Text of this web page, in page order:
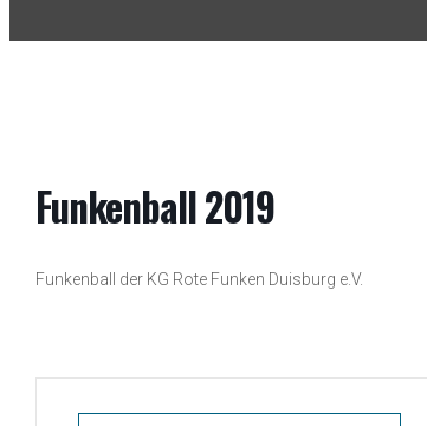
Funkenball 2019
Funkenball der KG Rote Funken Duisburg e.V.